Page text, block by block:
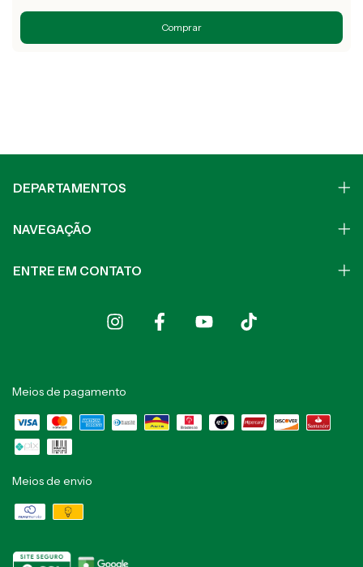
Comprar
DEPARTAMENTOS
NAVEGAÇÃO
ENTRE EM CONTATO
Meios de pagamento
Meios de envio